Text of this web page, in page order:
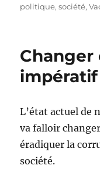
politique,société,
Changer
impératif
L’état actuel de
va falloir
éradiquer la
société.